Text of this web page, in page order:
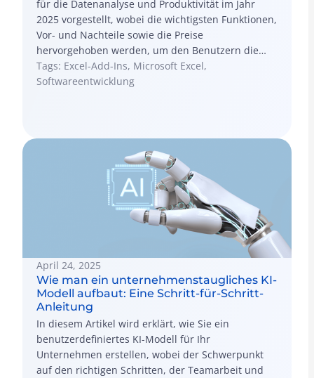
für die Datenanalyse und Produktivität im Jahr
2025 vorgestellt, wobei die wichtigsten Funktionen,
Vor- und Nachteile sowie die Preise
hervorgehoben werden, um den Benutzern die
Auswahl der richtigen Tools für ihre Bedürfnisse
zu erleichtern und zu erklären, wann Add-Ins von
Tags: Excel-Add-Ins, Microsoft Excel,
Softwareentwicklung
April 24, 2025
Wie man ein unternehmenstaugliches KI-
Modell aufbaut: Eine Schritt-für-Schritt-
Anleitung
In diesem Artikel wird erklärt, wie Sie ein
benutzerdefiniertes KI-Modell für Ihr
Unternehmen erstellen, wobei der Schwerpunkt
auf den richtigen Schritten, der Teamarbeit und